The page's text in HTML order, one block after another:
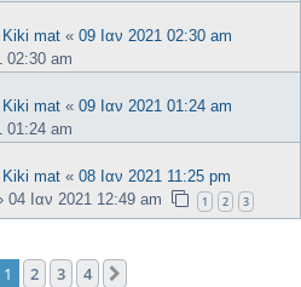
Kiki mat « 09 Ιαν 2021 02:30 am
02:30 am
Kiki mat « 09 Ιαν 2021 01:24 am
01:24 am
Kiki mat « 08 Ιαν 2021 11:25 pm
04 Ιαν 2021 12:49 am 1 2 3
1 2 3 4